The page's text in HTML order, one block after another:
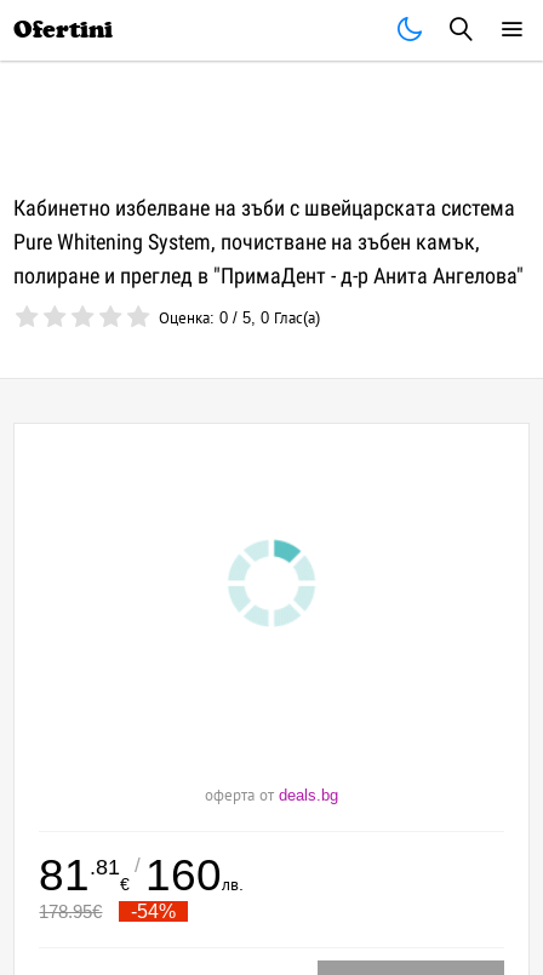
Ofertini
Кабинетно избелване на зъби с швейцарската система
Pure Whitening System, почистване на зъбен камък,
полиране и преглед в "ПримаДент - д-р Анита Ангелова"
Оценка:0 /5,0 Глас(а)
оферта от deals.bg
81.81
€
/ 160лв.
178.95€ -54%